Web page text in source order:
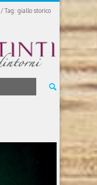
Tag: giallo storico